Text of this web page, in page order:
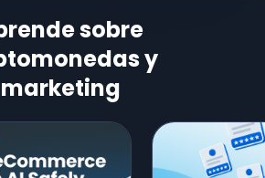
sobre
y
marketing